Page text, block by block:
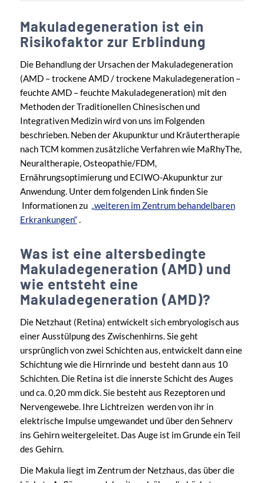
Makuladegeneration ist ein
Risikofaktor zur Erblindung
Die Behandlung der Ursachen der Makuladegeneration
(AMD – trockene AMD / trockene Makuladegeneration –
feuchte AMD – feuchte Makuladegeneration) mit den
Methoden der Traditionellen Chinesischen und
Integrativen Medizin wird von uns im Folgenden
beschrieben. Neben der Akupunktur und Kräutertherapie
nach TCM kommen zusätzliche Verfahren wie MaRhyThe,
Neuraltherapie, Osteopathie/FDM,
Ernährungsoptimierung und ECIWO-Akupunktur zur
Anwendung. Unter dem folgenden Link finden Sie
Informationen zu „weiteren im Zentrum behandelbaren
Erkrankungen“.
Was ist eine altersbedingte
Makuladegeneration (AMD) und
wie entsteht eine
Makuladegeneration (AMD)?
Die Netzhaut (Retina) entwickelt sich embryologisch aus
einer Ausstülpung des Zwischenhirns. Sie geht
ursprünglich von zwei Schichten aus, entwickelt dann eine
Schichtung wie die Hirnrinde und besteht dann aus 10
Schichten. Die Retina ist die innerste Schicht des Auges
und ca. 0,20 mm dick. Sie besteht aus Rezeptoren und
Nervengewebe. Ihre Lichtreizen werden von ihr in
elektrische Impulse umgewandet und über den Sehnerv
ins Gehirn weitergeleitet. Das Auge ist im Grunde ein Teil
des Gehirn.
Die Makula liegt im Zentrum der Netzhaus, das über die